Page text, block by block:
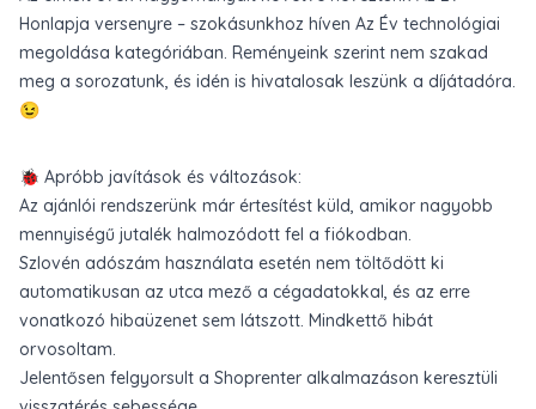
Honlapja versenyre – szokásunkhoz híven Az Év technológiai
megoldása kategóriában. Reményeink szerint nem szakad
meg a sorozatunk, és idén is hivatalosak leszünk a díjátadóra.
😉
🐞 Apróbb javítások és változások:
Az ajánlói rendszerünk már értesítést küld, amikor nagyobb
mennyiségű jutalék halmozódott fel a fiókodban.
Szlovén adószám használata esetén nem töltődött ki
automatikusan az utca mező a cégadatokkal, és az erre
vonatkozó hibaüzenet sem látszott. Mindkettő hibát
orvosoltam.
Jelentősen felgyorsult a Shoprenter alkalmazáson keresztüli